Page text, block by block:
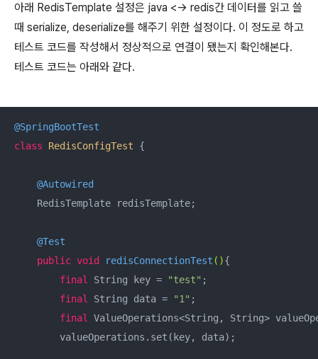
아래 RedisTemplate 설정은 java <-> redis간 데이터를 읽고 쓸
때 serialize, deserialize를 해주기 위한 설정이다. 이 정도로 하고
테스트 코드를 작성해서 정상적으로 연결이 됐는지 확인해본다.
테스트 코드는 아래와 같다.
@SpringBootTest
class
RedisConfigTest {
@Autowired
    RedisTemplate redisTemplate;
@Test
public void redisConnectionTest (){
final
String key = "test" ;
final
String data = "1" ;
final
ValueOperations<String, String>
        valueOperations.set(key, data);